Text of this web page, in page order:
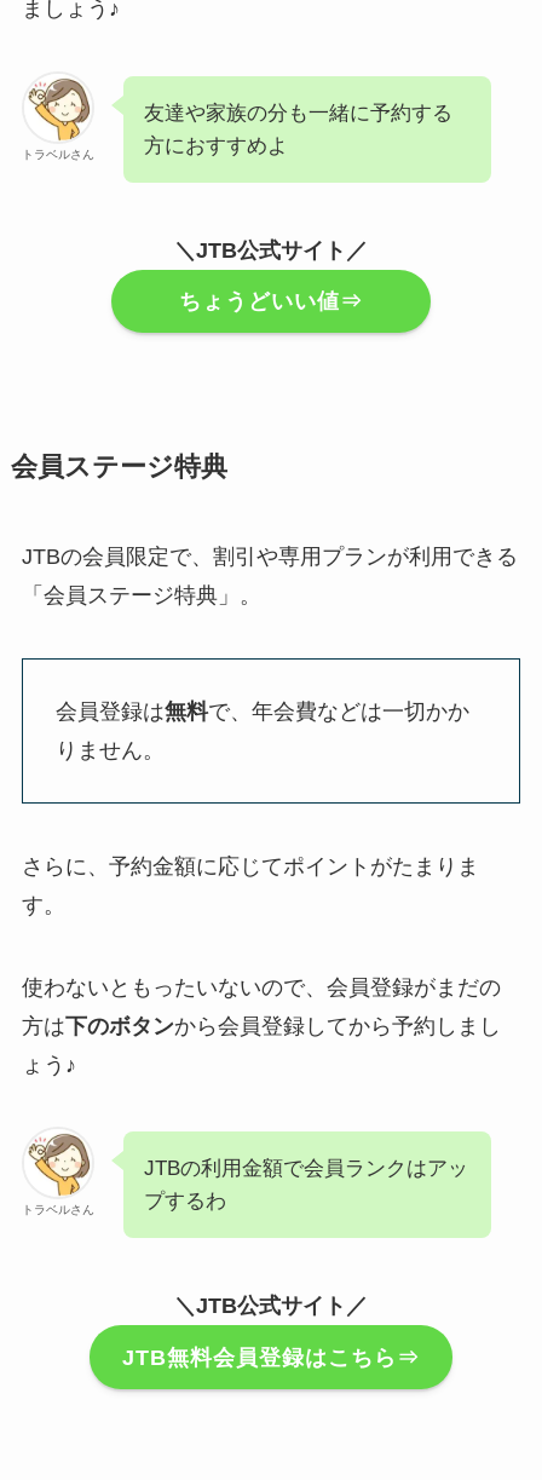
ましょう♪
トラベルさん
友達や家族の分も一緒に予約する
方におすすめよ
＼JTB公式サイト／
ちょうどいい値⇒
会員ステージ特典
JTBの会員限定で、割引や専用プランが利用できる
「会員ステージ特典」。
会員登録は無料で、年会費などは一切かか
りません。
さらに、予約金額に応じてポイントがたまりま
す。
使わないともったいないので、会員登録がまだの
方は下のボタンから会員登録してから予約しまし
ょう♪
トラベルさん
JTBの利用金額で会員ランクはアッ
プするわ
＼JTB公式サイト／
JTB無料会員登録はこちら⇒